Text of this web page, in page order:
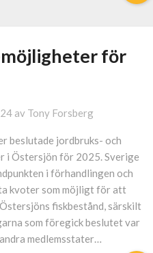
för
av Tony Forsberg
beslutade jordbruks- och
i Östersjön för 2025. Sverige
i förhandlingen och
kvoter som möjligt för att
fiskbestånd, särskilt
som föregick beslutet var
medlemsstater…